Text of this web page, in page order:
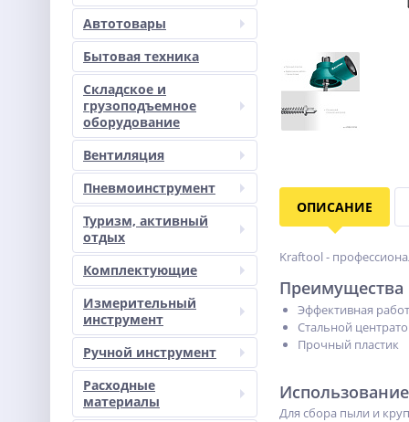
Автотовары
Бытовая техника
Складское и
грузоподъемное
оборудование
Вентиляция
Пневмоинструмент
Туризм, активный
отдых
Комплектующие
Измерительный
инструмент
Ручной инструмент
Расходные
материалы
ОПИСАНИЕ
Kraftool -
Преимущества
Эффективная
Стальной
Прочный пластик
Использование
Для сбора пыли и